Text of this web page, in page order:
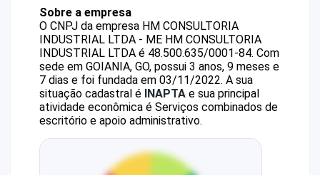
Sobre a empresa
O CNPJ da empresa HM CONSULTORIA
INDUSTRIAL LTDA - ME HM CONSULTORIA
INDUSTRIAL LTDA é 48.500.635/0001-84. Com
sede em GOIANIA, GO, possui 3 anos, 9 meses e
7 dias e foi fundada em 03/11/2022. A sua
situação cadastral é INAPTA e sua principal
atividade econômica é Serviços combinados de
escritório e apoio administrativo.